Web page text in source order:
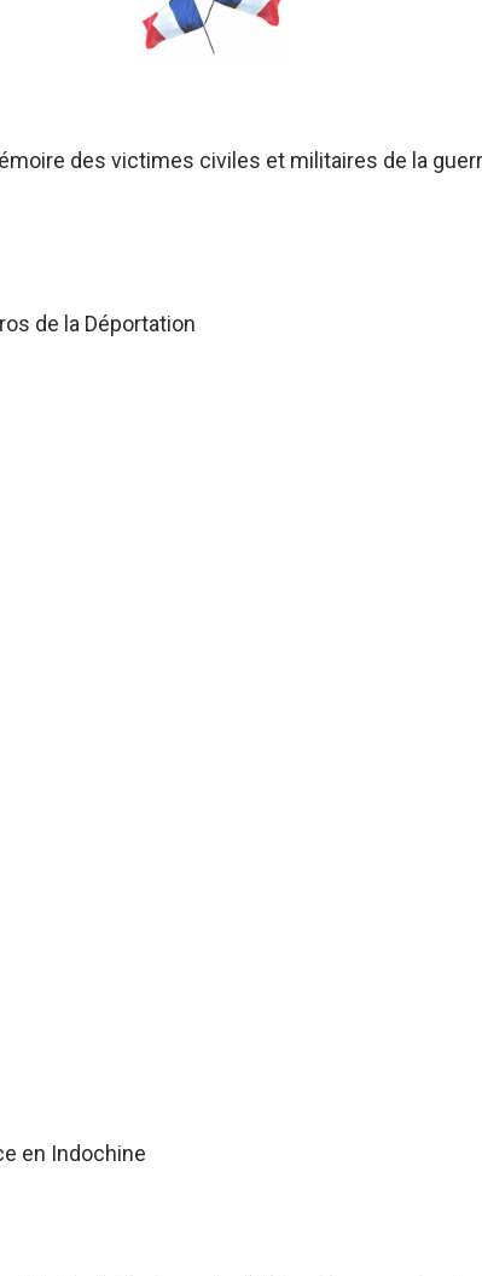
des victimes civiles et militaires de la
de la Déportation
en Indochine